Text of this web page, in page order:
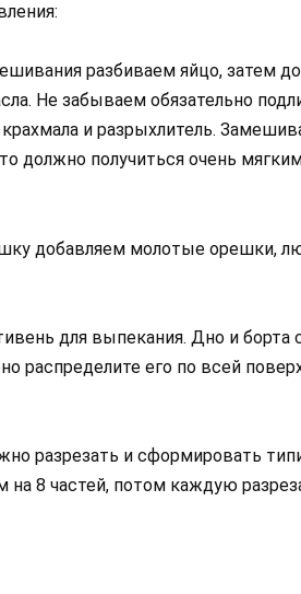
разбиваем яйцо, затем
Не забываем обязательно
и разрыхлитель.
должно получиться очень
добавляем молотые орешки,
для выпекания. Дно и
распределите его по всей
разрезать и сформировать
на 8 частей, потом каждую